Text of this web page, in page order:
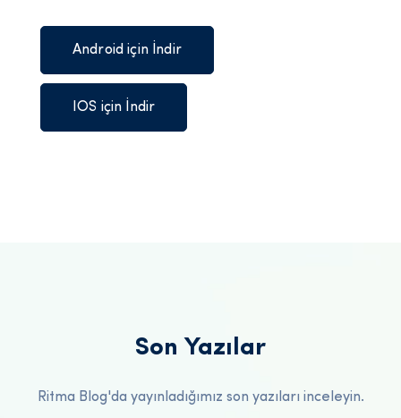
Android için İndir
IOS için İndir
Son Yazılar
Ritma Blog'da yayınladığımız son yazıları inceleyin.